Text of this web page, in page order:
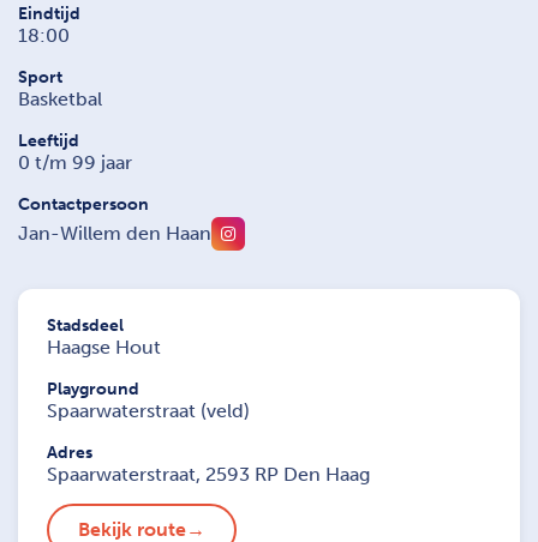
Eindtijd
18:00
Sport
Basketbal
Leeftijd
0 t/m 99 jaar
Contactpersoon
Jan-Willem den Haan
Stadsdeel
Haagse Hout
Playground
Spaarwaterstraat (veld)
Adres
Spaarwaterstraat, 2593 RP Den Haag
Bekijk route